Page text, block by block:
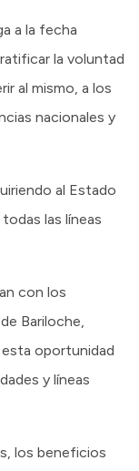
a la fecha
la voluntad
al mismo, a los
nacionales y
al Estado
las líneas
con los
Bariloche,
oportunidad
y líneas
los beneficios